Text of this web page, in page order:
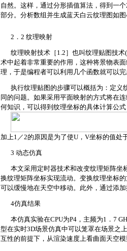
自然。这样，通过分形插值算法，得到一
部分。分析数组并生成蓝天白云纹理图如图
2．2 纹理映射
纹理映射技术［1.2］也叫纹理贴图技
术中起着非常重要的作用，这种将景物表
理，于是编程者可以利用几个函数就可以完
执行纹理贴图的步骤可以概括为：定义
同的问题。如果采用平面映射的方式将在
何知识，可以得到纹理坐标的具体计算公式
加上1／2的原因是为了使U，V坐标的值处
3 动态仿真
本文采用定时器技术和改变纹理矩阵坐
换纹理矩阵坐标实现流动。变换纹理坐标
可以缓慢地在天空中移动。此外，通过添
4仿真结果
本仿真实验在CPU为P4，主频为1．7
型在实时3D场景仿真中可以笼罩在场景之
互性的前提下，从渲染速度上看曲面天空模